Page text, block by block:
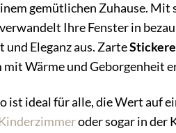
gemütlichen Zuhause. Mit
Ihre Fenster in
Eleganz aus. Zarte
mit Wärme und Geborgenheit
ist ideal für alle, die Wert auf
oder sogar in der